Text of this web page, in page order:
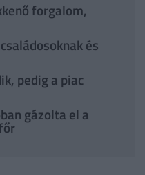
forgalom,
és
pedig a piac
gázolta el a